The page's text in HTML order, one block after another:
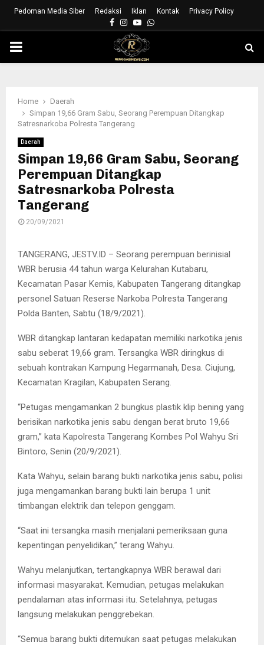
Pedoman Media Siber Redaksi Iklan Kontak Privacy Policy
Facebook
Instagram
YoutubeWhatsapp
PRIMARY
Home
Daerah
Simpan 19,66 Gram Sabu, Seorang Perempuan Ditangkap
Satresnarkoba Polresta Tangerang
Daerah
Simpan 19,66 Gram Sabu, Seorang
Perempuan Ditangkap
Satresnarkoba Polresta
Tangerang
20/09/2021
TANGERANG, JESTV.ID – Seorang perempuan berinisial
WBR berusia 44 tahun warga Kelurahan Kutabaru,
Kecamatan Pasar Kemis, Kabupaten Tangerang ditangkap
personel Satuan Reserse Narkoba Polresta Tangerang
Polda Banten, Sabtu (18/9/2021).
WBR ditangkap lantaran kedapatan memiliki narkotika jenis
sabu seberat 19,66 gram. Tersangka WBR diringkus di
sebuah kontrakan Kampung Hegarmanah, Desa. Ciujung,
Kecamatan Kragilan, Kabupaten Serang.
“Petugas mengamankan 2 bungkus plastik klip bening yang
berisikan narkotika jenis sabu dengan berat bruto 19,66
gram,” kata Kapolresta Tangerang Kombes Pol Wahyu Sri
Bintoro, Senin (20/9/2021).
Kata Wahyu, selain barang bukti narkotika jenis sabu, polisi
juga mengamankan barang bukti lain berupa 1 unit
timbangan elektrik dan telepon genggam.
“Saat ini tersangka masih menjalani pemeriksaan guna
kepentingan penyelidikan,” terang Wahyu.
Wahyu melanjutkan, tertangkapnya WBR berawal dari
informasi masyarakat. Kemudian, petugas melakukan
pendalaman atas informasi itu. Setelahnya, petugas
langsung melakukan penggrebekan.
“Semua barang bukti ditemukan saat petugas melakukan